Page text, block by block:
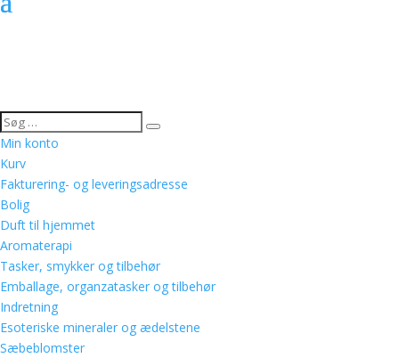
Min konto
Kurv
Fakturering- og leveringsadresse
Bolig
Duft til hjemmet
Aromaterapi
Tasker, smykker og tilbehør
Emballage, organzatasker og tilbehør
Indretning
Esoteriske mineraler og ædelstene
Sæbeblomster